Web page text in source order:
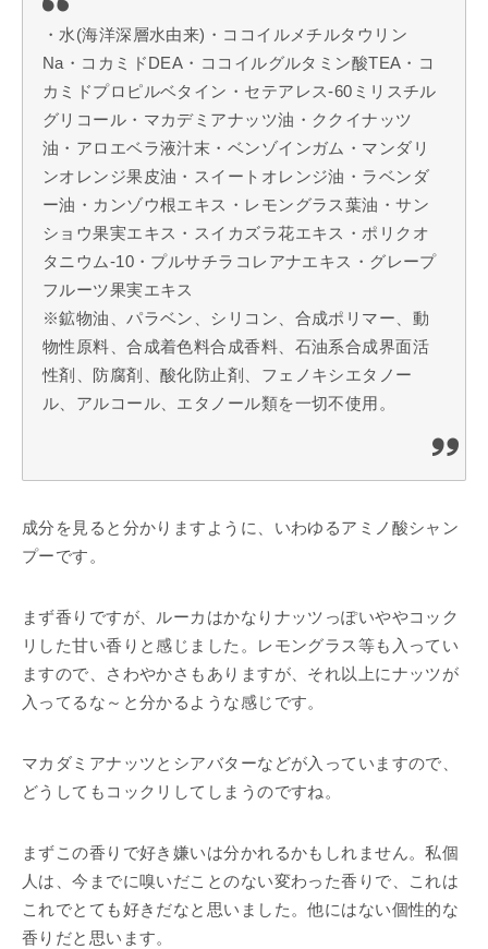
・水(海洋深層水由来)・ココイルメチルタウリン
Na・コカミドDEA・ココイルグルタミン酸TEA・コ
カミドプロピルベタイン・セテアレス-60ミリスチル
グリコール・マカデミアナッツ油・ククイナッツ
油・アロエベラ液汁末・ベンゾインガム・マンダリ
ンオレンジ果皮油・スイートオレンジ油・ラベンダ
ー油・カンゾウ根エキス・レモングラス葉油・サン
ショウ果実エキス・スイカズラ花エキス・ポリクオ
タニウム-10・プルサチラコレアナエキス・グレープ
フルーツ果実エキス
※鉱物油、パラベン、シリコン、合成ポリマー、動
物性原料、合成着色料合成香料、石油系合成界面活
性剤、防腐剤、酸化防止剤、フェノキシエタノー
ル、アルコール、エタノール類を一切不使用。
成分を見ると分かりますように、いわゆるアミノ酸シャン
プーです。
まず香りですが、ルーカはかなりナッツっぽいややコック
リした甘い香りと感じました。レモングラス等も入ってい
ますので、さわやかさもありますが、それ以上にナッツが
入ってるな～と分かるような感じです。
マカダミアナッツとシアバターなどが入っていますので、
どうしてもコックリしてしまうのですね。
まずこの香りで好き嫌いは分かれるかもしれません。私個
人は、今までに嗅いだことのない変わった香りで、これは
これでとても好きだなと思いました。他にはない個性的な
香りだと思います。